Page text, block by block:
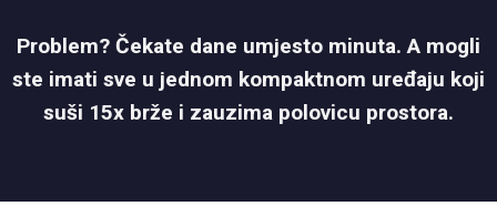
Problem? Čekate dane umjesto minuta. A mogli
ste imati sve u jednom kompaktnom uređaju koji
suši 15x brže i zauzima polovicu prostora.